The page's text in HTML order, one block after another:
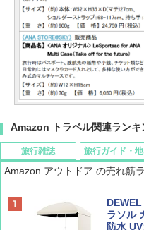
Amazon トラベル関連ランキ
旅行雑誌
ディズ
誌] (Ｄ
旅行ガイド・地
僕が見
[キャン
プテン
ッとサ
Amazon アウトドア の売れ筋
ラソル
防水